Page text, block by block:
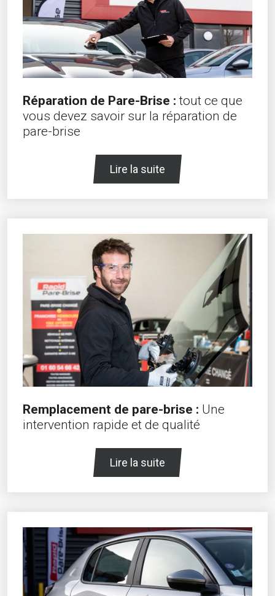
Réparation de Pare-Brise : tout ce que
vous devez savoir sur la réparation de
pare-brise
Lire la suite
Remplacement de pare-brise : Une
intervention rapide et de qualité
Lire la suite